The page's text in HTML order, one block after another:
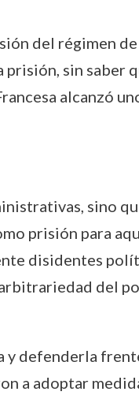
del régimen de
sin saber
alcanzó
sino
prisión para
disidentes
del
defenderla
a adoptar